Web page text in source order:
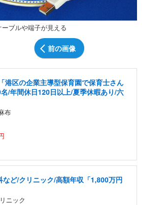
ブルや端子が見える
前の画像
港区の企業主導型保育園で保育士さん
/年間休日120日以上/夏季休暇あり/六
布
など/クリニック/高額年収「1,800万円
ニック